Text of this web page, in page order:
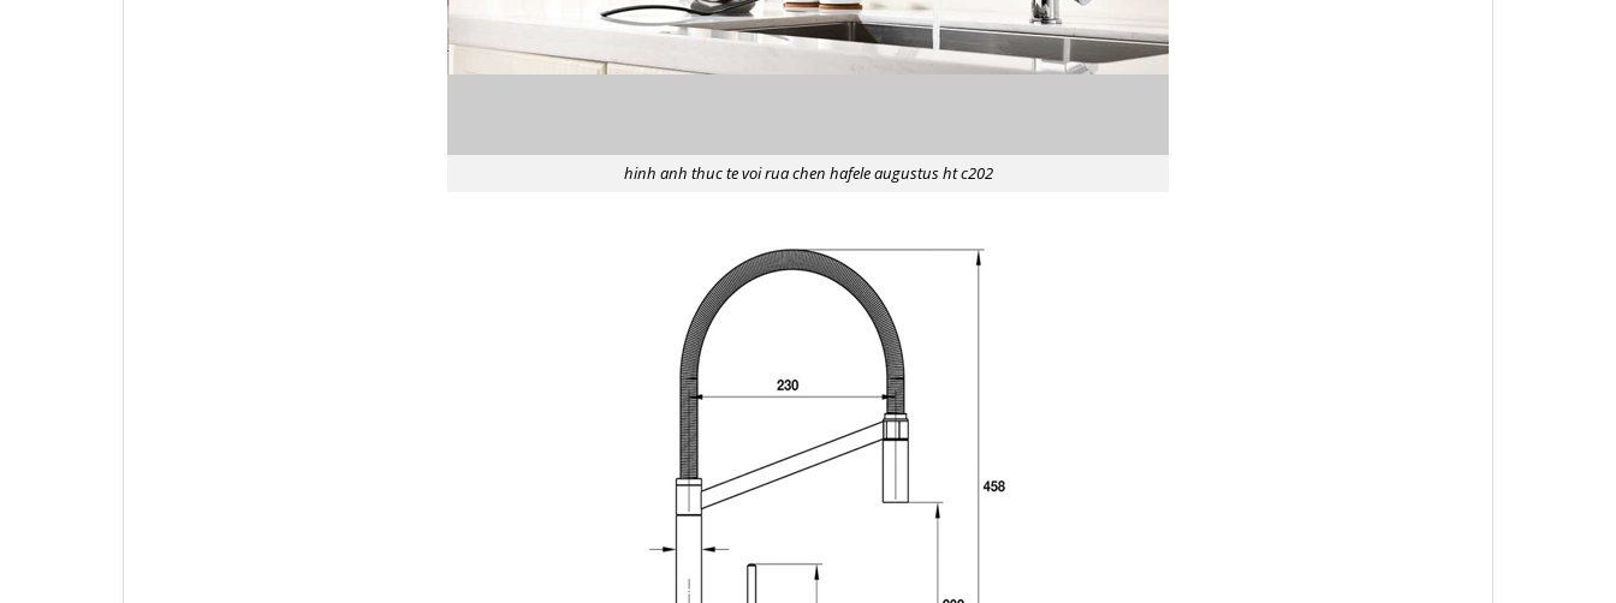
hinh anh thuc te voi rua chen hafele augustus ht c202